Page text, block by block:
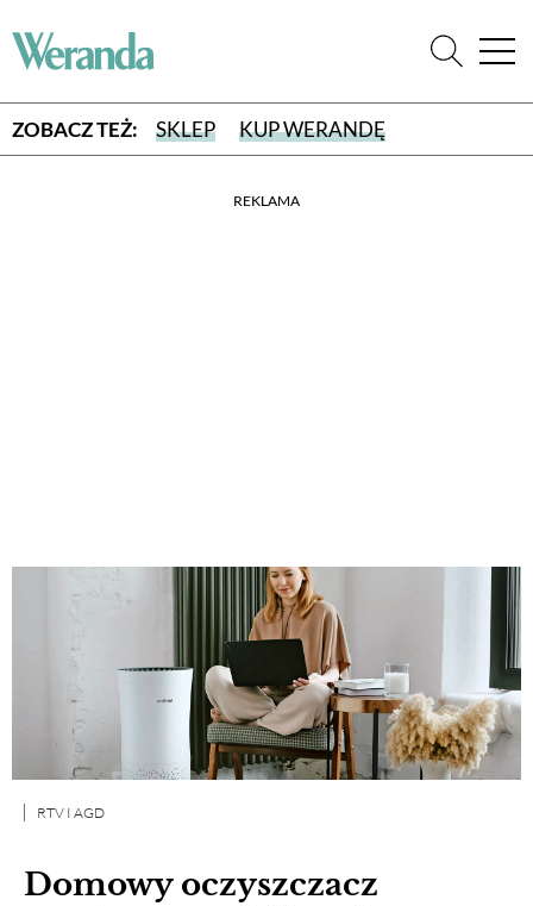
ZOBACZ TEŻ: SKLEP KUP WERANDĘ
REKLAMA
Domowy oczyszczacz
RTV I AGD